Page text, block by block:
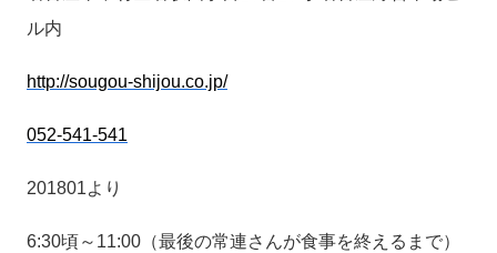
ル内
http://sougou-shijou.co.jp/
052-541-541
201801より
6:30頃～11:00（最後の常連さんが食事を終えるまで）